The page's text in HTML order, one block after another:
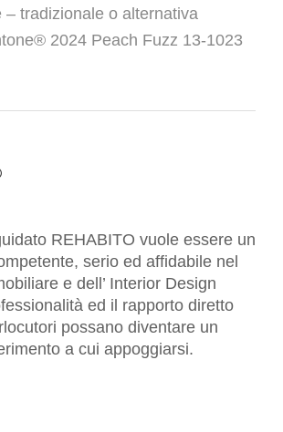
– tradizionale o alternativa
2024 Peach Fuzz 13-1023
REHABITO vuole essere un
serio ed affidabile nel
e dell’ Interior Design
ed il rapporto diretto
possano diventare un
a cui appoggiarsi.